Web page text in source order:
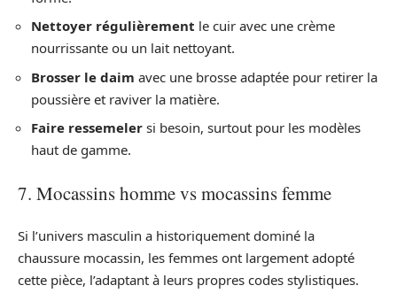
Nettoyer régulièrement le cuir avec une crème
nourrissante ou un lait nettoyant.
Brosser le daim avec une brosse adaptée pour retirer la
poussière et raviver la matière.
Faire ressemeler si besoin, surtout pour les modèles
haut de gamme.
7. Mocassins homme vs mocassins femme
Si l’univers masculin a historiquement dominé la
chaussure mocassin, les femmes ont largement adopté
cette pièce, l’adaptant à leurs propres codes stylistiques.